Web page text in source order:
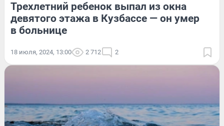
Трехлетний ребенок выпал из окна
девятого этажа в Кузбассе — он умер
в больнице
18 июля, 2024, 13:00 2 712 2